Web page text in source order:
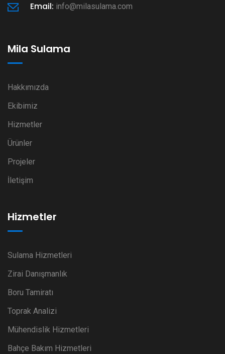
Email: info@milasulama.com
Mila Sulama
Hakkımızda
Ekibimiz
Hizmetler
Ürünler
Projeler
İletişim
Hizmetler
Sulama Hizmetleri
Zirai Danışmanlık
Boru Tamiratı
Toprak Analizi
Mühendislik Hizmetleri
Bahçe Bakım Hizmetleri